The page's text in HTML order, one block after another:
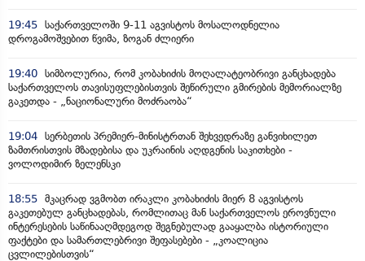
19:45 საქართველოში 9-11 აგვისტოს მოსალოდნელია
დროგამოშვებით წვიმა, ზოგან ძლიერი
19:40 სიმბოლურია, რომ კობახიძის მოღალატეობრივი განცხადება
საქართველოს თავისუფლებისთვის შეწირული გმირების მემორიალზე
გაკეთდა - „ნაციონალური მოძრაობა“
19:04 სერბეთის პრემიერ-მინისტრთან შეხვედრაზე განვიხილეთ
ზამთრისთვის მზადებისა და უკრაინის აღდგენის საკითხები -
ვოლოდიმირ ზელენსკი
18:55 მკაცრად ვგმობთ ირაკლი კობახიძის მიერ 8 აგვისტოს
გაკეთებულ განცხადებას, რომლითაც მან საქართველოს ეროვნული
ინტერესების საწინააღმდეგოდ შეგნებულად გააყალბა ისტორიული
ფაქტები და სამართლებრივი შეფასებები - „კოალიცია
ცვლილებისთვის“